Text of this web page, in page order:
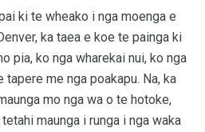
ki te wheako i nga moenga e
ka taea e koe te painga ki
pia, ko nga wharekai nui, ko nga
tapere me nga poakapu. Na, ka
mo nga wa o te hotoke,
maunga i runga i nga waka